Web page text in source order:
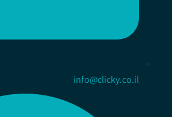
info@clicky.co.il